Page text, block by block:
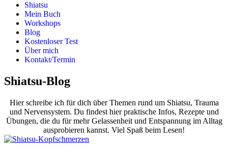
Shiatsu
Mein Buch
Workshops
Blog
Kostenloser Test
Über mich
Kontakt/Termin
Shiatsu-Blog
Hier schreibe ich für dich über Themen rund um Shiatsu, Trauma
und Nervensystem. Du findest hier praktische Infos, Rezepte und
Übungen, die du für mehr Gelassenheit und Entspannung im Alltag
ausprobieren kannst. Viel Spaß beim Lesen!